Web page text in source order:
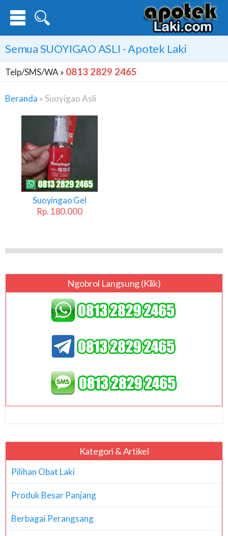
SemuaSUOYIGAO ASLI - Apotek Laki
Telp/SMS/WA » 0813 2829 2465
Beranda »Suoyigao Asli
Suoyingao Gel
Rp. 180.000
Ngobrol Langsung (klik)
Kategori & Artikel
Pilihan Obat Laki
Produk Besar Panjang
Berbagai Perangsang